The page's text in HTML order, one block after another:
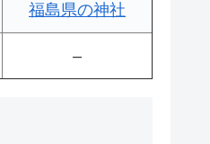
福島県の神社
–